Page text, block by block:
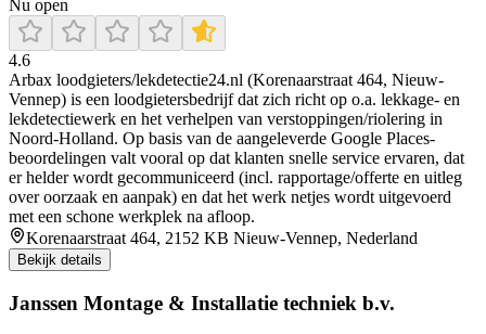
Nu open
4.6
Arbax loodgieters/lekdetectie24.nl (Korenaarstraat 464, Nieuw-
Vennep) is een loodgietersbedrijf dat zich richt op o.a. lekkage- en
lekdetectiewerk en het verhelpen van verstoppingen/riolering in
Noord-Holland. Op basis van de aangeleverde Google Places-
beoordelingen valt vooral op dat klanten snelle service ervaren, dat
er helder wordt gecommuniceerd (incl. rapportage/offerte en uitleg
over oorzaak en aanpak) en dat het werk netjes wordt uitgevoerd
met een schone werkplek na afloop.
Korenaarstraat 464, 2152 KB Nieuw-Vennep, Nederland
Bekijk details
Janssen Montage & Installatie techniek b.v.